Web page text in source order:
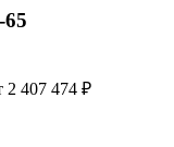
2 407 474 ₽